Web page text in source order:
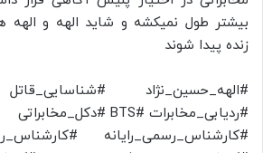
بیشتر طول نمیکشه و شاید الهه و الهه
زنده پیدا شوند
#الهه_حسین_نژاد
#ردیابی_مخابرات #BTS #دکل_مخابراتی
#کارشناس_رسمی_رایانه